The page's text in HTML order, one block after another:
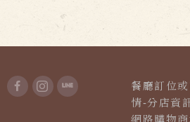
餐廳訂位
情-分店資
網路購物